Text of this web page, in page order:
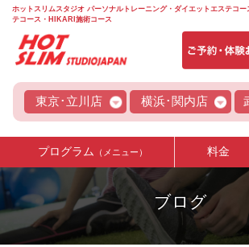
ホットスリムスタジオ パーソナルトレーニング・ダイエットエステコ
テコース・HIKARI施術コース
東京･立川店 横浜･関内店
プログラム （メニュー） 料金
ブログ